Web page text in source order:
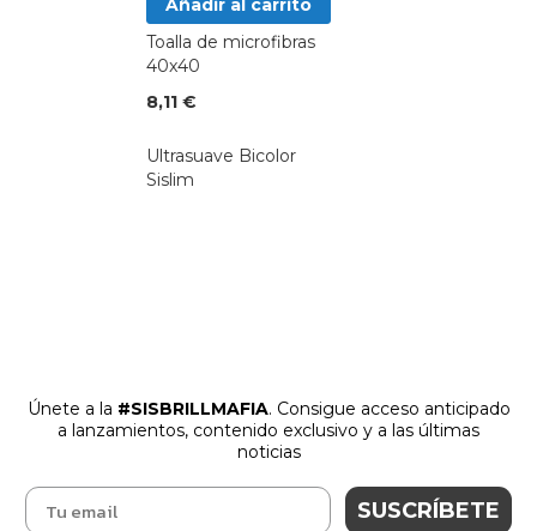
Añadir al carrito
Toalla de microfibras
40x40
8,11 €
Ultrasuave Bicolor
Sislim
Únete a la #SISBRILLMAFIA. Consigue acceso anticipado
a lanzamientos, contenido exclusivo y a las últimas
noticias
SUSCRÍBETE